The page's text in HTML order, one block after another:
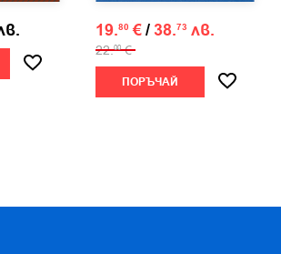
19.80 €/38.73 лв.
22.00 €
ПОРЪЧАЙ